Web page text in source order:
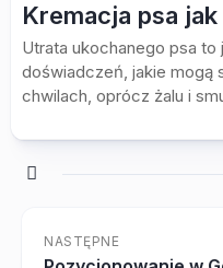
Kremacja psa
Utrata ukochanego psa to
doświadczeń, jakie mogą
chwilach, oprócz żalu i
NASTĘPNE